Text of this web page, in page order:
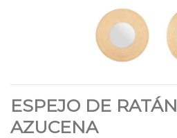
ESPEJO DE RATÁN
AZUCENA